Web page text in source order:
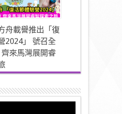
舟載譽推出「復
2024」 號召全
來馬灣展開睿